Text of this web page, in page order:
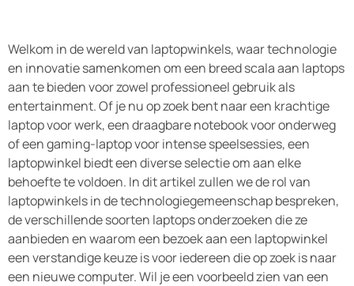
Welkom in de wereld van laptopwinkels, waar technologie
en innovatie samenkomen om een breed scala aan laptops
aan te bieden voor zowel professioneel gebruik als
entertainment. Of je nu op zoek bent naar een krachtige
laptop voor werk, een draagbare notebook voor onderweg
of een gaming-laptop voor intense speelsessies, een
laptopwinkel biedt een diverse selectie om aan elke
behoefte te voldoen. In dit artikel zullen we de rol van
laptopwinkels in de technologiegemeenschap bespreken,
de verschillende soorten laptops onderzoeken die ze
aanbieden en waarom een bezoek aan een laptopwinkel
een verstandige keuze is voor iedereen die op zoek is naar
een nieuwe computer. Wil je een voorbeeld zien van een